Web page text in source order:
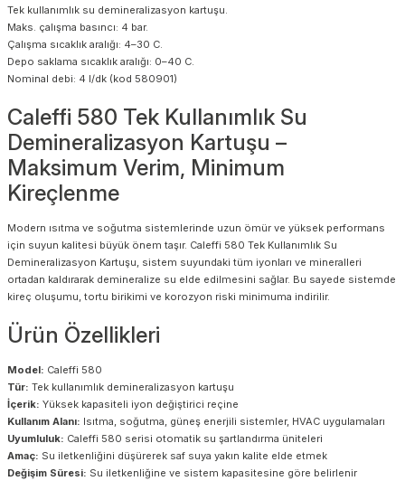
Tek kullanımlık su demineralizasyon kartuşu.
Maks. çalışma basıncı: 4 bar.
Çalışma sıcaklık aralığı: 4–30 C.
Depo saklama sıcaklık aralığı: 0–40 C.
Nominal debi: 4 l/dk (kod 580901)
Caleffi 580 Tek Kullanımlık Su
Demineralizasyon Kartuşu –
Maksimum Verim, Minimum
Kireçlenme
Modern ısıtma ve soğutma sistemlerinde uzun ömür ve yüksek performans
için suyun kalitesi büyük önem taşır. Caleffi 580 Tek Kullanımlık Su
Demineralizasyon Kartuşu, sistem suyundaki tüm iyonları ve mineralleri
ortadan kaldırarak demineralize su elde edilmesini sağlar. Bu sayede sistemde
kireç oluşumu, tortu birikimi ve korozyon riski minimuma indirilir.
Ürün Özellikleri
Model: Caleffi 580
Tür: Tek kullanımlık demineralizasyon kartuşu
İçerik: Yüksek kapasiteli iyon değiştirici reçine
Kullanım Alanı: Isıtma, soğutma, güneş enerjili sistemler, HVAC uygulamaları
Uyumluluk: Caleffi 580 serisi otomatik su şartlandırma üniteleri
Amaç: Su iletkenliğini düşürerek saf suya yakın kalite elde etmek
Değişim Süresi: Su iletkenliğine ve sistem kapasitesine göre belirlenir